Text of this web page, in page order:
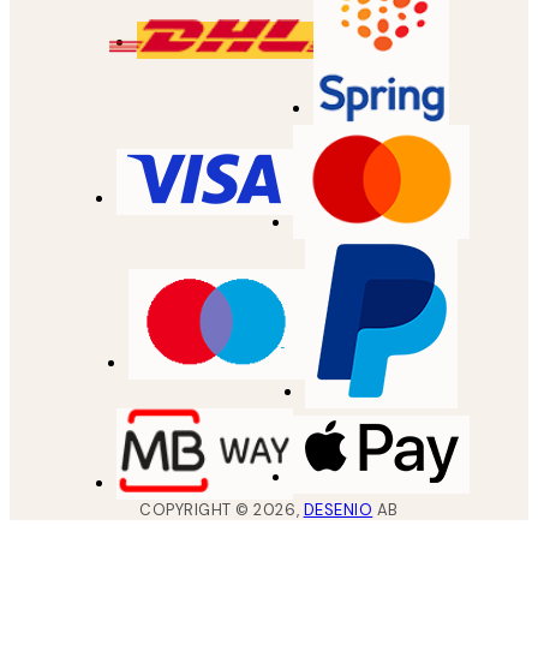
COPYRIGHT ©2026, DESENIO AB